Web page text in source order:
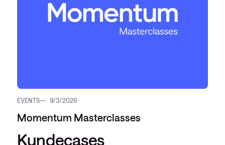
EVENTS 9/3/2026
Momentum Masterclasses
Kundecases